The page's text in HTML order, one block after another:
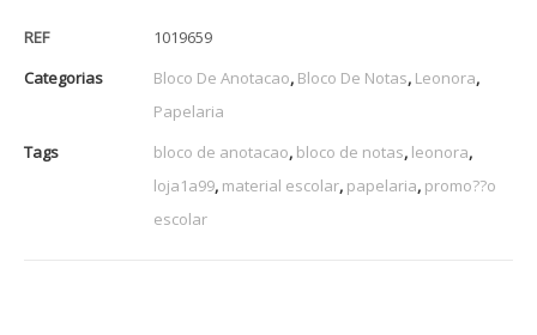
REF
1019659
Categorias
Bloco De Anotacao, Bloco De Notas, Leonora,
Papelaria
Tags
bloco de anotacao, bloco de notas, leonora,
loja1a99, material escolar, papelaria, promo??o
escolar